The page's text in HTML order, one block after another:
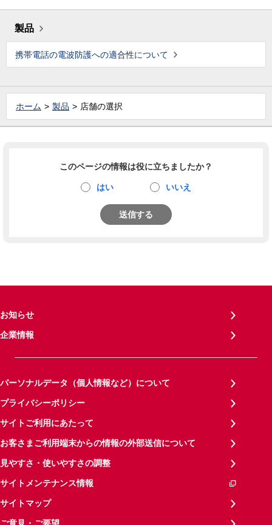
製品
携帯電話の電波防護への適合性について
ホーム 製品 店舗の選択
このページの情報は役に立ちましたか？
はい いいえ
送信する
お知らせ
企業情報
パーソナルデータ（個人情報など）について
プライバシーポリシー
サイトご利用にあたって
お客さまご利用端末からの情報の外部送信について
見やすさ・使いやすさの調整
サイトメンテナンス情報
サイトマップ